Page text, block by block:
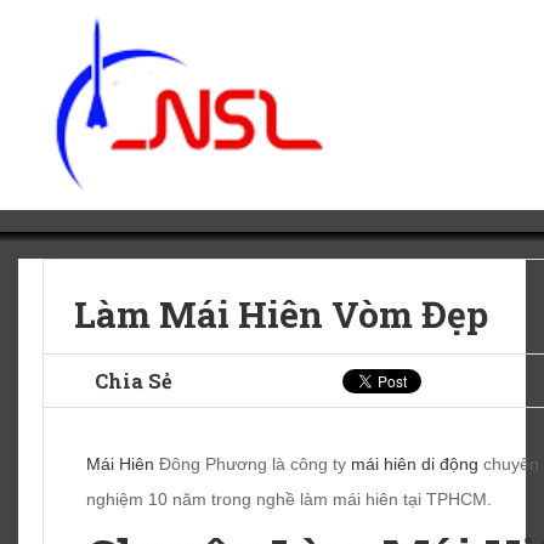
Làm Mái Hiên Vòm Đẹp
Chia Sẻ
Mái Hiên Đông Phương là công ty mái hiên di động chuyên
nghiệm 10 năm trong nghề làm mái hiên tại TPHCM.